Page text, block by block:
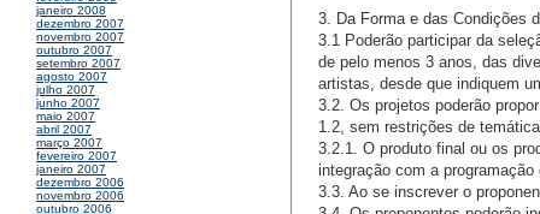
janeiro 2008
dezembro 2007
novembro 2007
outubro 2007
setembro 2007
agosto 2007
julho 2007
junho 2007
maio 2007
abril 2007
março 2007
fevereiro 2007
janeiro 2007
dezembro 2006
novembro 2006
outubro 2006
3. Da Forma e das Condições
3.1 Poderão participar da
de pelo menos 3 anos, das
artistas, desde que indiquem
3.2. Os projetos poderão
1.2, sem restrições de
3.2.1. O produto final ou os
integração com a
3.3. Ao se inscrever o